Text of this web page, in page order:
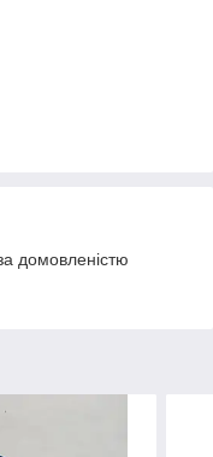
домовленістю